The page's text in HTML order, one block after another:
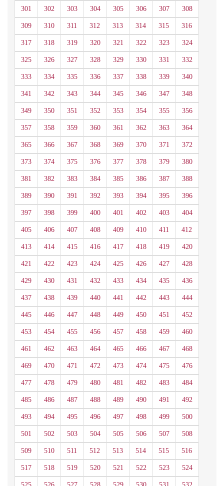
301 302 303 304 305 306 307 308
309 310 311 312 313 314 315 316
317 318 319 320 321 322 323 324
325 326 327 328 329 330 331 332
333 334 335 336 337 338 339 340
341 342 343 344 345 346 347 348
349 350 351 352 353 354 355 356
357 358 359 360 361 362 363 364
365 366 367 368 369 370 371 372
373 374 375 376 377 378 379 380
381 382 383 384 385 386 387 388
389 390 391 392 393 394 395 396
397 398 399 400 401 402 403 404
405 406 407 408 409 410 411 412
413 414 415 416 417 418 419 420
421 422 423 424 425 426 427 428
429 430 431 432 433 434 435 436
437 438 439 440 441 442 443 444
445 446 447 448 449 450 451 452
453 454 455 456 457 458 459 460
461 462 463 464 465 466 467 468
469 470 471 472 473 474 475 476
477 478 479 480 481 482 483 484
485 486 487 488 489 490 491 492
493 494 495 496 497 498 499 500
501 502 503 504 505 506 507 508
509 510 511 512 513 514 515 516
517 518 519 520 521 522 523 524